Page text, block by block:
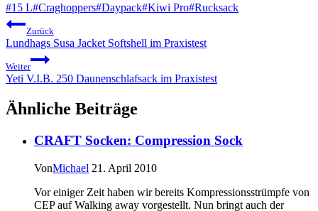
Schlagworte:
#15 L#Craghoppers#Daypack#Kiwi Pro#Rucksack
Beitragsnavigation
Zurück
Lundhags Susa Jacket Softshell im Praxistest
Weiter
Yeti V.I.B. 250 Daunenschlafsack im Praxistest
Ähnliche Beiträge
CRAFT Socken: Compression Sock
VonMichael 21. April 2010
Vor einiger Zeit haben wir bereits Kompressionsstrümpfe von
CEP auf Walking away vorgestellt. Nun bringt auch der